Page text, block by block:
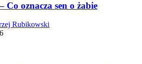
Co oznacza sen o żabie
Rubikowski